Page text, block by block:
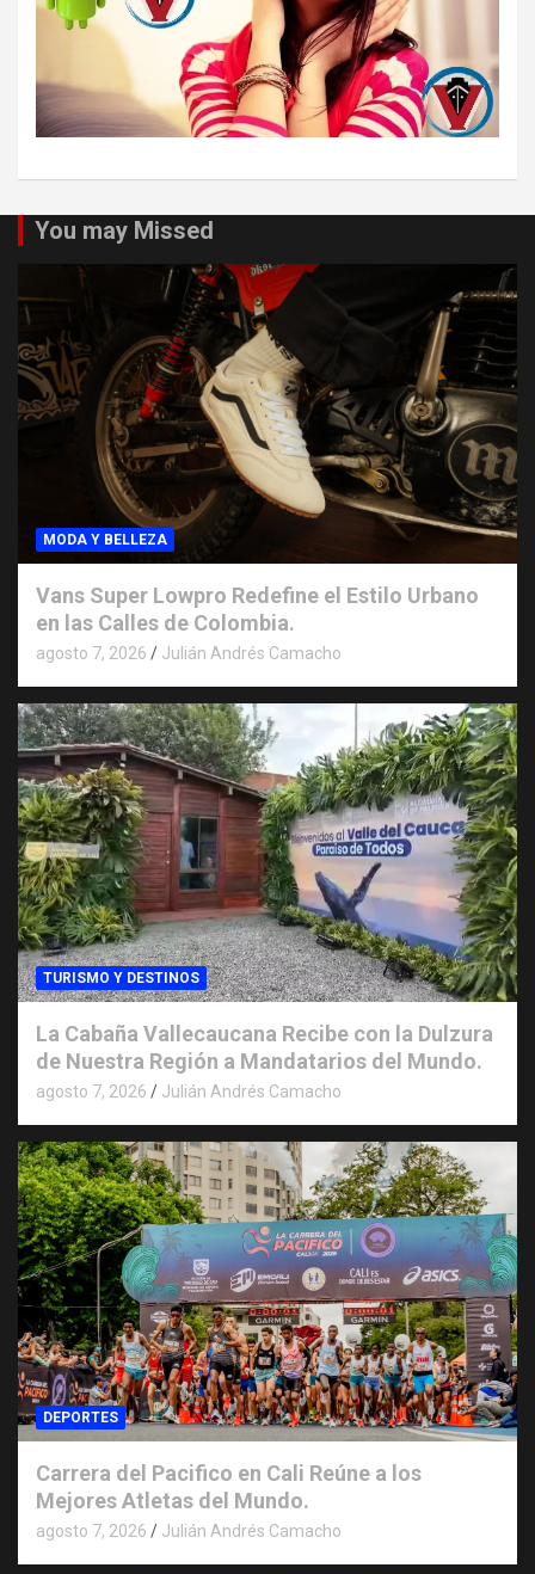
You may Missed
MODA Y BELLEZA
Vans Super Lowpro Redefine el Estilo Urbano
en las Calles de Colombia.
agosto 7, 2026 Julián Andrés Camacho
TURISMO Y DESTINOS
La Cabaña Vallecaucana Recibe con la Dulzura
de Nuestra Región a Mandatarios del Mundo.
agosto 7, 2026 Julián Andrés Camacho
DEPORTES
Carrera del Pacifico en Cali Reúne a los
Mejores Atletas del Mundo.
agosto 7, 2026 Julián Andrés Camacho